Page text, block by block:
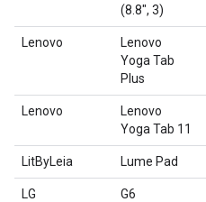
(8.8", 3)
Lenovo
Lenovo
Yoga Tab
Plus
Lenovo
Lenovo
Yoga Tab 11
LitByLeia Lume Pad
LG G6